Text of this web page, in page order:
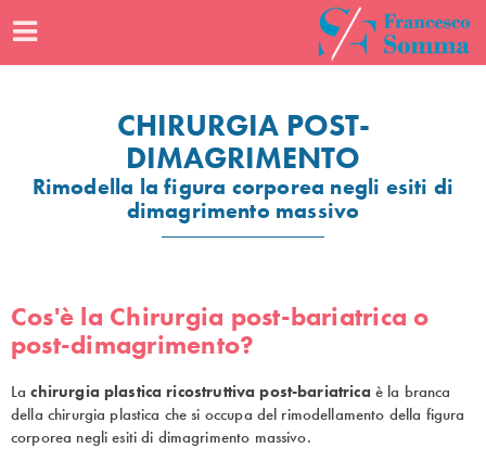
CHIRURGIA POST-
DIMAGRIMENTO
Rimodella la figura corporea negli esiti di
dimagrimento massivo
Cos'è la Chirurgia post-bariatrica o
post-dimagrimento?
Lachirurgia plastica ricostruttiva post-bariatricaè la branca
della chirurgia plastica che si occupa del rimodellamento della figura
corporea negli esiti di dimagrimento massivo.